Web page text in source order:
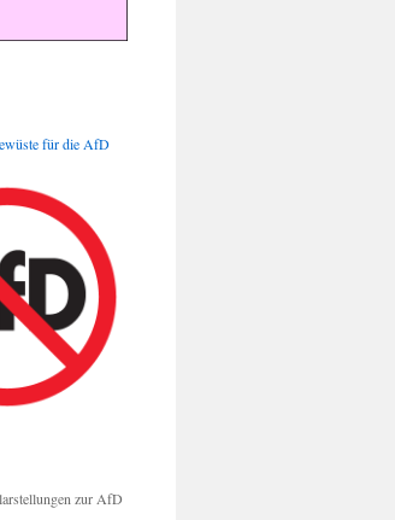
für die AfD
zur AfD